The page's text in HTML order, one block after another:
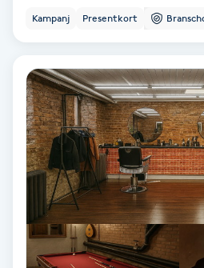
PRP (Platelet Rich Plasma)
PRX-T33
Psoriasis
Kampanj Presentkort